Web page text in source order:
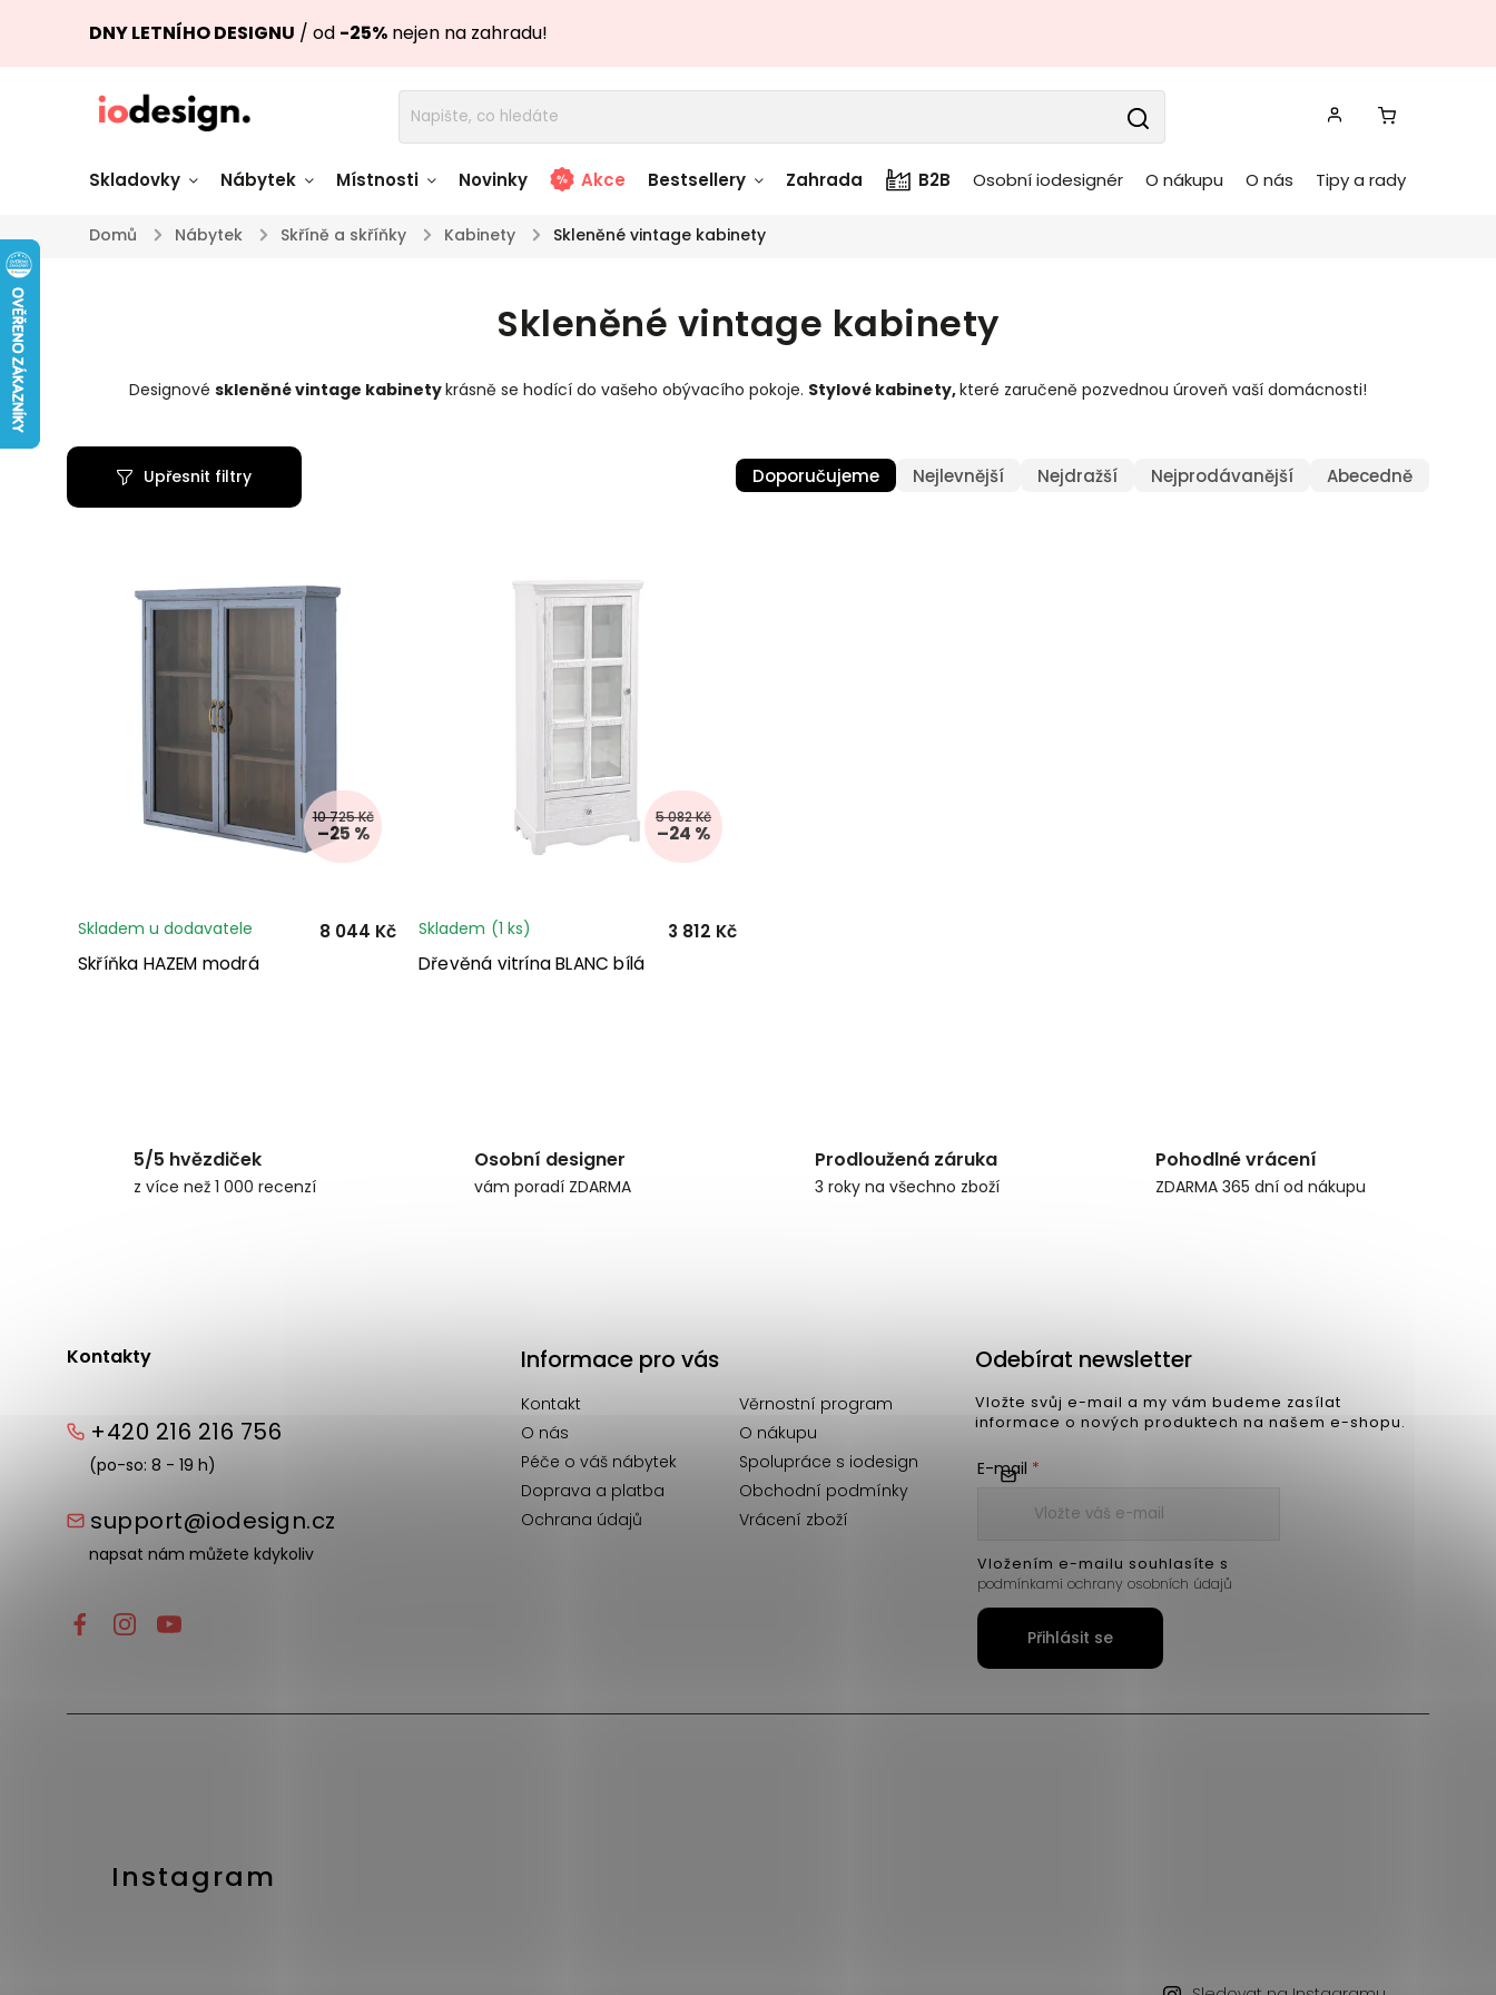
DNY LETNÍHO DESIGNU / od -25% nejen na zahradu!
Skladovky
Židle skladem Stoly skladem Stolky skladem
Úložné prostory
Zahradní nábytek
skladem
Světla skladem
Doplňky a
Textílie skladem
Nádobí skladem
Nábytek Místnosti Novinky Akce Bestsellery Zahrada B2B Osobní iodesignér O nákupu O nás Tipy a rady
Domů / Nábytek / Skříně a skříňky / Kabinety / Skleněné vintage kabinety
Skleněné vintage kabinety
Designové skleněné vintage kabinetykrásně se hodící do vašeho obývacího pokoje. Stylové kabinety,které zaručeně pozvednou úroveň vaší domácnosti!
Doporučujeme Nejlevnější Nejdražší Nejprodávanější Abecedně
Upřesnit filtry
10 725 Kč
–25 %
Skříňka HAZEM modrá
Skladem u dodavatele 8 044 Kč
5 082 Kč
–24 %
Dřevěná vitrína BLANC bílá
Skladem (1 ks) 3 812 Kč
5/5 hvězdiček
z více než 1 000 recenzí
Osobní designer
vám poradí ZDARMA
Prodloužená záruka
3 roky na všechno zboží
Pohodlné vrácení
ZDARMA 365 dní od nákupu
Kontakty
+420 216 216 756
(po-so: 8 - 19 h)
support@iodesign.cz
napsat nám můžete kdykoliv
Informace pro vás
Kontakt
Věrnostní program
O nás
O nákupu
Péče o váš nábytek
Spolupráce s iodesign
Doprava a platba
Obchodní podmínky
Ochrana údajů
Vrácení zboží
Instagram
Odebírat newsletter
Vložte svůj e-mail a my vám budeme zasílat
informace o nových produktech na našem e-shopu.
E-mail
Vložením e-mailu souhlasíte s
podmínkami ochrany osobních údajů
Přihlásit se